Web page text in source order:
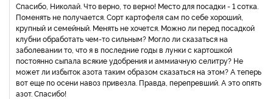
Спасибо, Николай. Что верно, то верно! Место для посадки - 1 сотка.
Поменять не получается. Сорт картофеля сам по себе хороший,
крупный и семейный. Менять не хочется. Можно ли перед посадкой
клубни обработать чем-то сильным? Могло ли сказаться на
заболевании то, что я в последние годы в лунки с картошкой
постоянно сыпала всякие удобрения и аммиачную селитру? Не
может ли избыток азота таким образом сказаться на этом? А теперь
вот еще по осени навоз привезла. Правда, перепревший. А это опять
азот. Спасибо!